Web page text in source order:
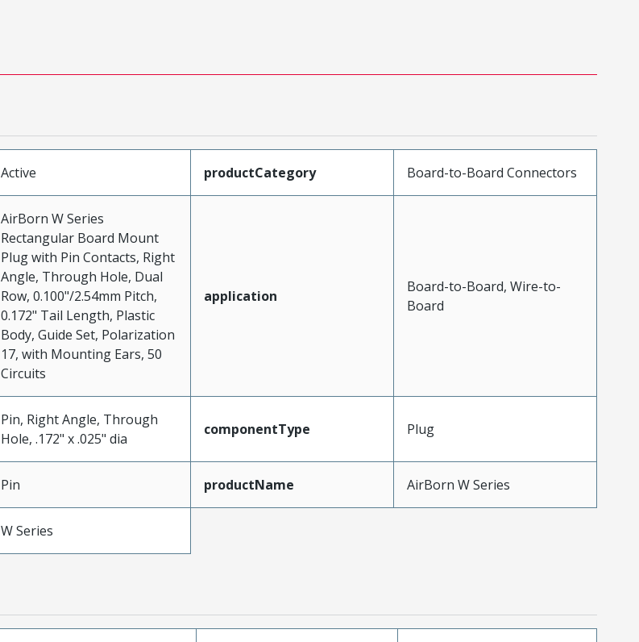
Active productCategory Board-to-Board Connectors
AirBorn W Series
Rectangular Board Mount
Plug with Pin Contacts, Right
Angle, Through Hole, Dual
Row, 0.100"/2.54mm Pitch,
0.172" Tail Length, Plastic
Body, Guide Set, Polarization
17, with Mounting Ears, 50
Circuits
application
Board-to-Board, Wire-to-
Board
Pin, Right Angle, Through
Hole, .172" x .025" dia
componentType Plug
Pin productName AirBorn W Series
W Series